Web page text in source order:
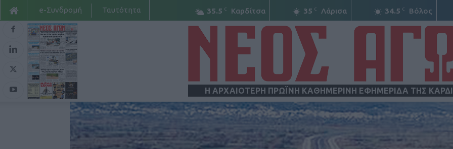
35.5 C Καρδίτσα 35 C Λάρισα 34.5 C Βόλος
e-Συνδρομή Ταυτότητα
Η ΑΡΧΑΙΟΤΕΡΗ ΠΡΩΪΝΗ ΚΑΘΗΜΕΡΙΝΗ ΕΦΗΜΕΡΙΔΑ ΤΗΣ